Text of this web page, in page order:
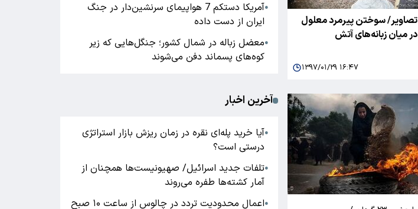
تصاویر/ سوختن پیرمرد معلول
در میان زبانه‌های آتش
۱۳۹۷/۰۱/۲۹ ۱۶:۴۷
●
آمریکا دستکم 7 هواپیمای سرنشین‌دار در جنگ
ایران از دست داده
●معضل زباله در شمال کشور؛ جنگل‌هایی که زیر
کوه‌های پسماند دفن می‌شوند
آخرین اخبار
●آیا خرید پله‌ای نقره در زمان ریزش بازار استراتژی
درستی است؟
●تلفات جدید اسرائیل/ صهیونیست‌ها همچنان از
آمار کشته‌ها طفره می‌روند
●
اعمال محدودیت تردد در چالوس از ساعت ۱۰ صبح